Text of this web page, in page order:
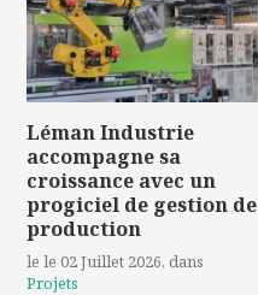
Léman Industrie
accompagne sa
croissance avec un
progiciel de gestion de
production
le le 02 Juillet 2026, dans
Projets